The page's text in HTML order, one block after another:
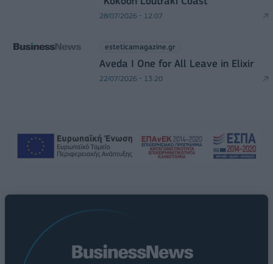
28/07/2026 - 12:07
esteticamagazine.gr
Aveda I One for All Leave in Elixir
22/07/2026 - 13:20